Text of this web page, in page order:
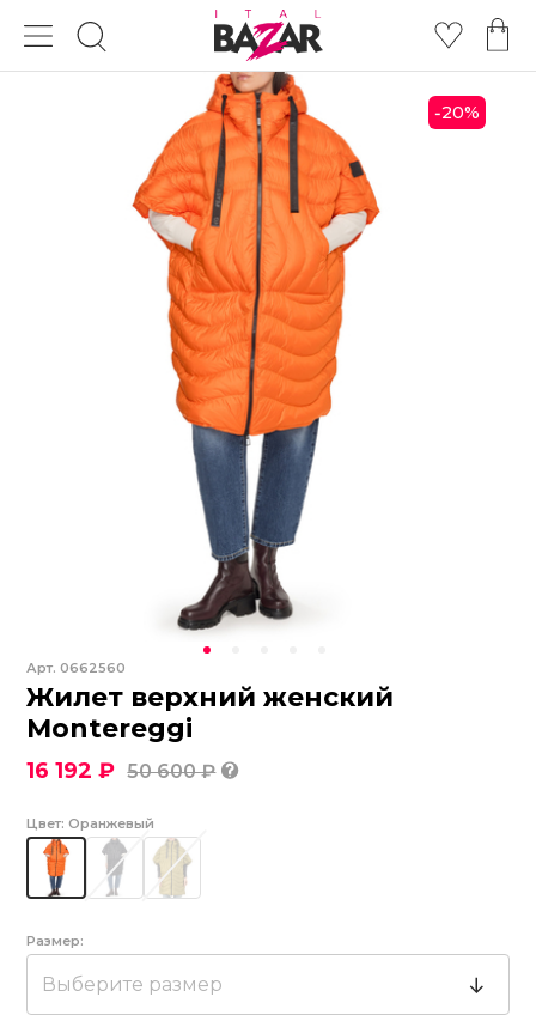
-20%
Арт.0662560
Жилет верхний женский
Montereggi
16 192 ₽ 50 600 ₽
Цвет: Оранжевый
Размер:
Выберите размер